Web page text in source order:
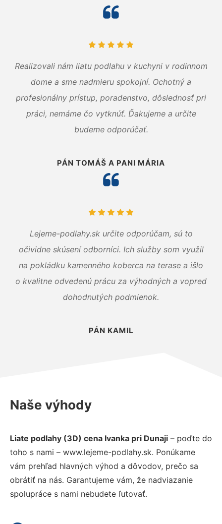
Realizovali nám liatu podlahu v kuchyni v rodinnom
dome a sme nadmieru spokojní. Ochotný a
profesionálny prístup, poradenstvo, dôslednosť pri
práci, nemáme čo vytknúť. Ďakujeme a určite
budeme odporúčať.
PÁN TOMÁŠ A PANI MÁRIA
Lejeme-podlahy.sk určite odporúčam, sú to
očividne skúsení odborníci. Ich služby som využil
na pokládku kamenného koberca na terase a išlo
o kvalitne odvedenú prácu za výhodných a vopred
dohodnutých podmienok.
PÁN KAMIL
Naše výhody
Liate podlahy (3D) cena Ivanka pri Dunaji – poďte do
toho s nami – www.lejeme-podlahy.sk. Ponúkame
vám prehľad hlavných výhod a dôvodov, prečo sa
obrátiť na nás. Garantujeme vám, že nadviazanie
spolupráce s nami nebudete ľutovať.